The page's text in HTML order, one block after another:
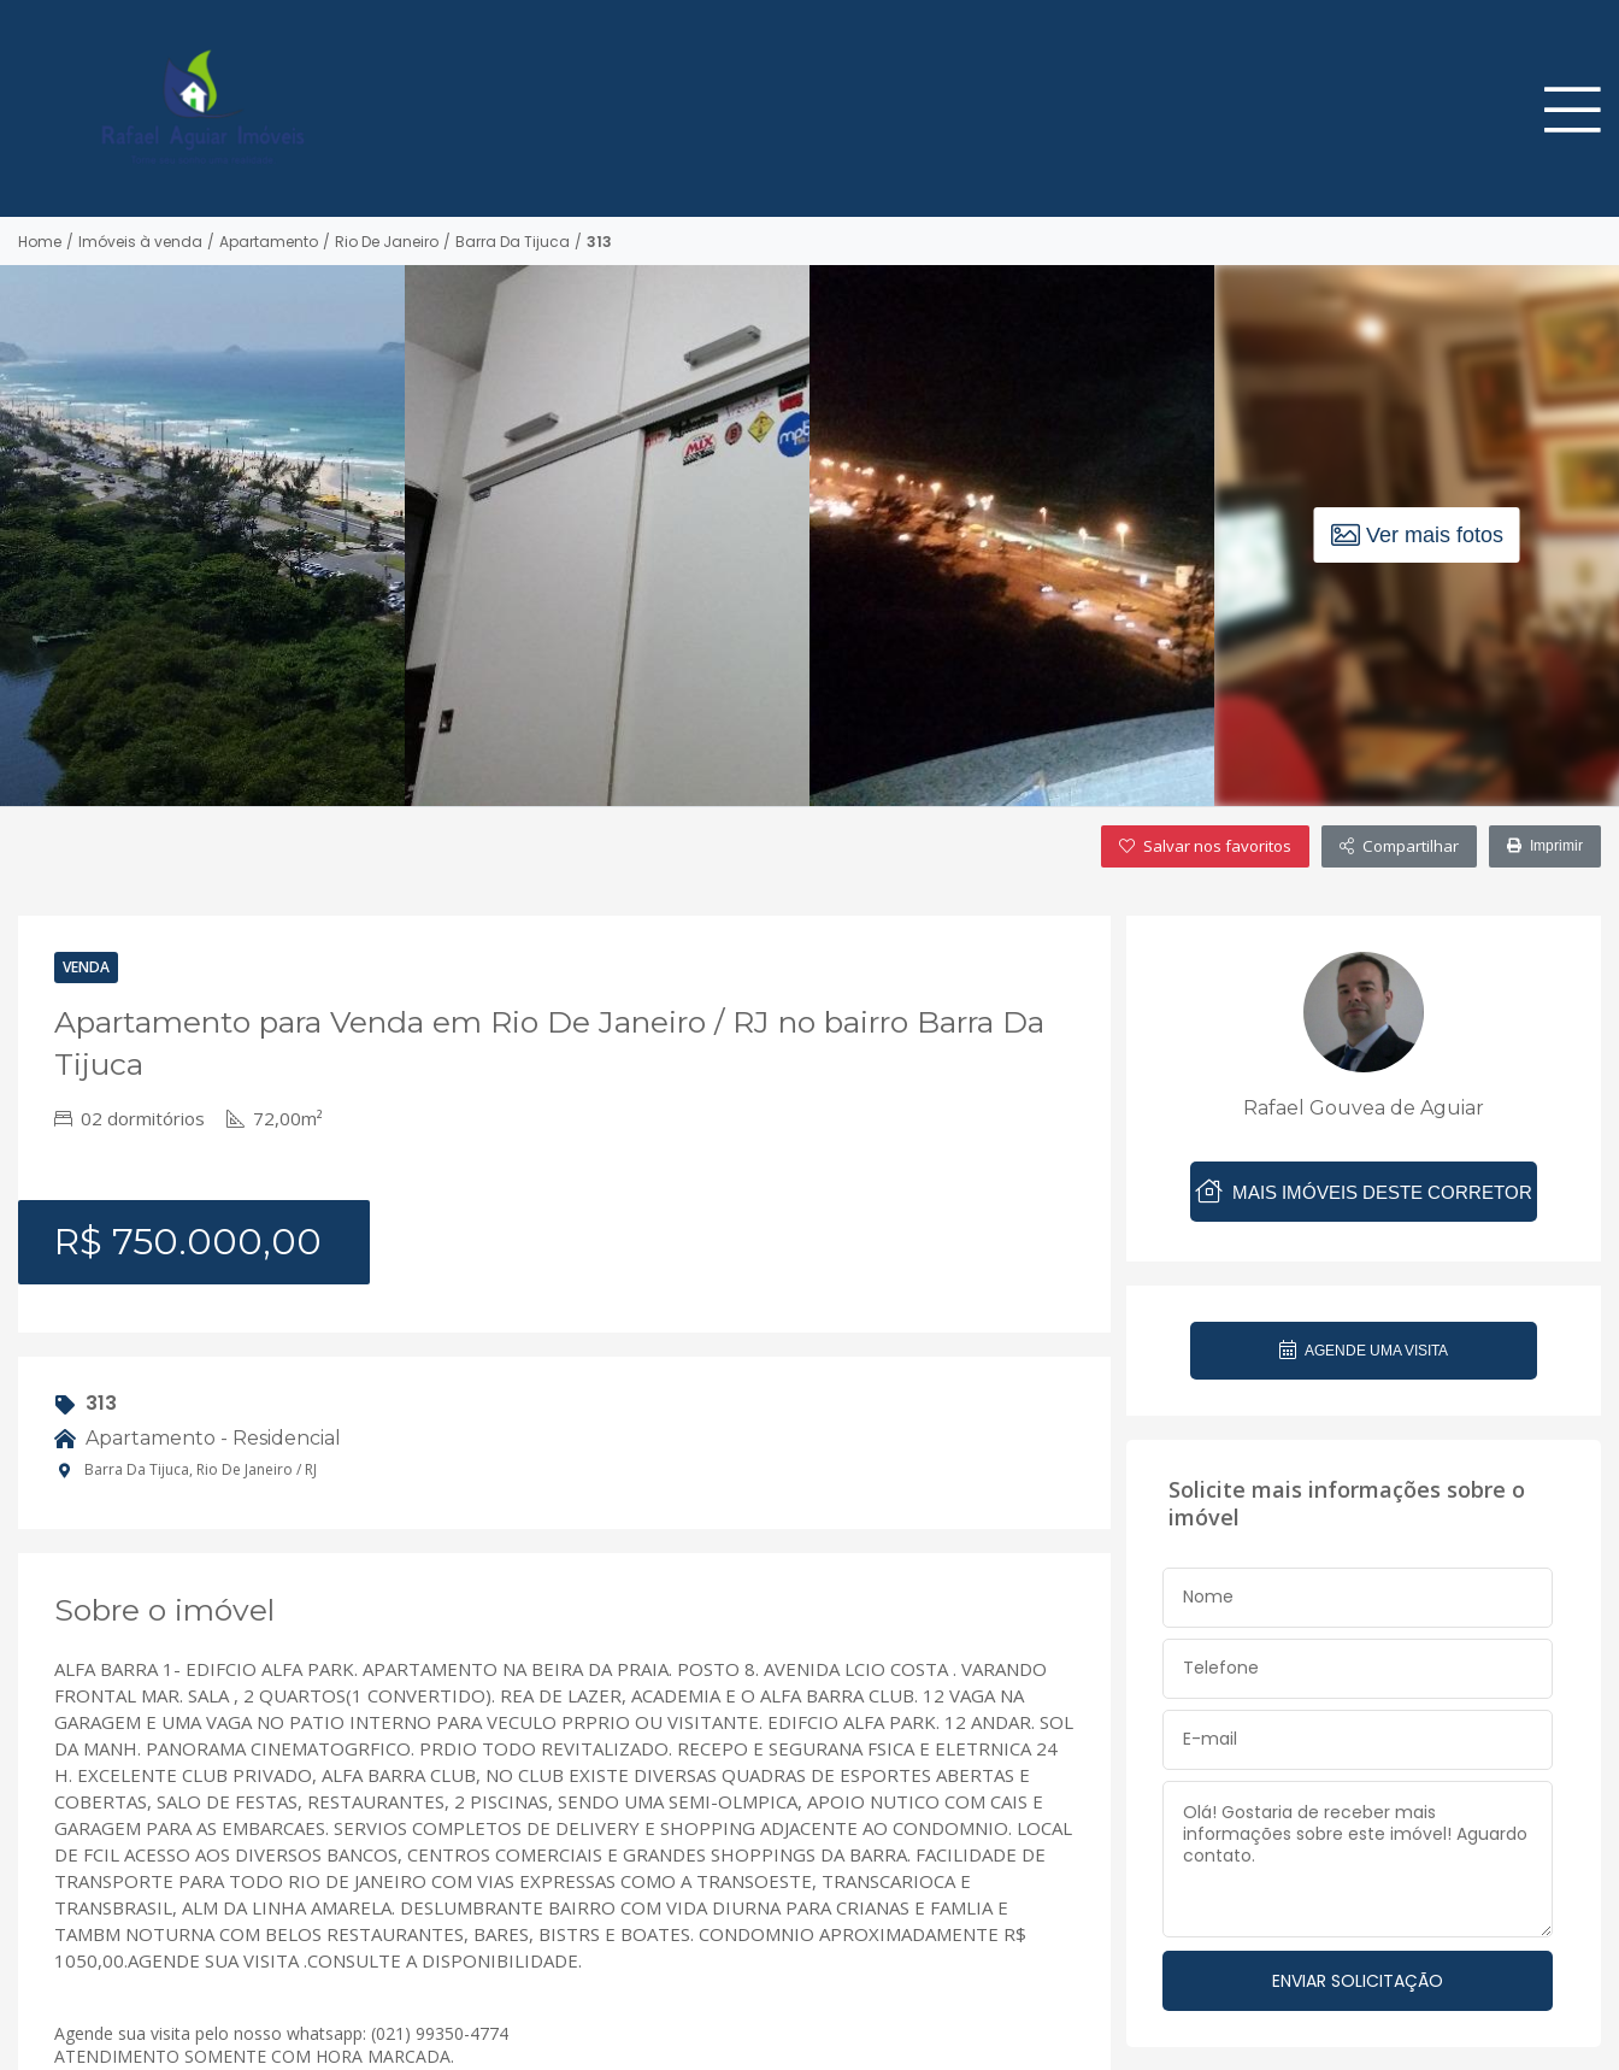
Home / Imóveis à venda / Apartamento / Rio De Janeiro / Barra Da Tijuca / 313
Ver mais fotos
Salvar nos favoritos Compartilhar Imprimir
VENDA
Apartamento para Venda em Rio De Janeiro / RJ no bairro Barra Da
Tijuca
02 dormitórios 72,00m²
R$ 750.000,00
313
Apartamento - Residencial
Barra Da Tijuca, Rio De Janeiro / RJ
Sobre o imóvel
ALFA BARRA 1- EDIFCIO ALFA PARK. APARTAMENTO NA BEIRA DA PRAIA. POSTO 8. AVENIDA LCIO COSTA . VARANDO
FRONTAL MAR. SALA , 2 QUARTOS(1 CONVERTIDO). REA DE LAZER, ACADEMIA E O ALFA BARRA CLUB. 12 VAGA NA
GARAGEM E UMA VAGA NO PATIO INTERNO PARA VECULO PRPRIO OU VISITANTE. EDIFCIO ALFA PARK. 12 ANDAR. SOL
DA MANH. PANORAMA CINEMATOGRFICO. PRDIO TODO REVITALIZADO. RECEPO E SEGURANA FSICA E ELETRNICA 24
H. EXCELENTE CLUB PRIVADO, ALFA BARRA CLUB, NO CLUB EXISTE DIVERSAS QUADRAS DE ESPORTES ABERTAS E
COBERTAS, SALO DE FESTAS, RESTAURANTES, 2 PISCINAS, SENDO UMA SEMI-OLMPICA, APOIO NUTICO COM CAIS E
GARAGEM PARA AS EMBARCAES. SERVIOS COMPLETOS DE DELIVERY E SHOPPING ADJACENTE AO CONDOMNIO. LOCAL
DE FCIL ACESSO AOS DIVERSOS BANCOS, CENTROS COMERCIAIS E GRANDES SHOPPINGS DA BARRA. FACILIDADE DE
TRANSPORTE PARA TODO RIO DE JANEIRO COM VIAS EXPRESSAS COMO A TRANSOESTE, TRANSCARIOCA E
TRANSBRASIL, ALM DA LINHA AMARELA. DESLUMBRANTE BAIRRO COM VIDA DIURNA PARA CRIANAS E FAMLIA E
TAMBM NOTURNA COM BELOS RESTAURANTES, BARES, BISTRS E BOATES. CONDOMNIO APROXIMADAMENTE R$
1050,00.AGENDE SUA VISITA .CONSULTE A DISPONIBILIDADE.
Agende sua visita pelo nosso whatsapp: (021) 99350-4774
ATENDIMENTO SOMENTE COM HORA MARCADA.
Rafael Gouvea de Aguiar
MAIS IMÓVEIS DESTE CORRETOR
AGENDE UMA VISITA
Solicite mais informações sobre o
imóvel